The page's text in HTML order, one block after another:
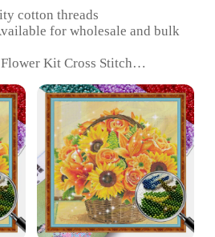
cotton threads
for wholesale and bulk
Kit Cross Stitch
Ideal for home decoration,
or Quantity:
with all necessary materials
Durable and vibrant